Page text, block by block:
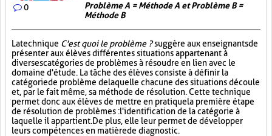
0
Problème A = Méthode A et Problème B =
Méthode B
La technique C'est quoi le problème ?suggère aux enseignants de
présenter aux élèves différentes situations appartenant à
diverses catégories de problèmes à résoudre en lien avec le
domaine d'étude. La tâche des élèves consiste à définir la
catégorie de problème de laquelle chacune des situations découle
et, par le fait même, sa méthode de résolution. Cette technique
permet donc aux élèves de mettre en pratique la première étape
de résolution de problèmes : l'identification de la catégorie à
laquelle il appartient. De plus, elle leur permet de développer
leurs compétences en matière de diagnostic.